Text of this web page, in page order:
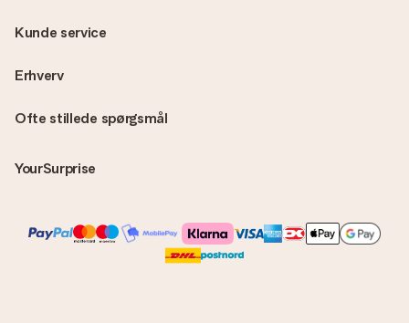
Ofte stillede spørgsmål
YourSurprise
Kunde service
Erhverv